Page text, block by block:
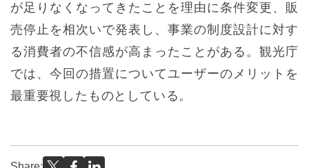
が足りなくなってきたことを理由に条件変更、販
売停止を相次いで発表し、事業の制度設計に対す
る消費者の不信感が高まったことがある。観光庁
では、今回の措置についてユーザーのメリットを
最重要視したものとしている。